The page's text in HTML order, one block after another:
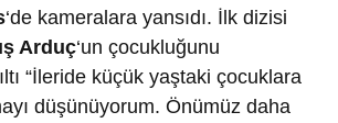
‘de kameralara yansıdı. İlk dizisi
Arduç‘un çocukluğunu
“İleride küçük yaştaki çocuklara
düşünüyorum. Önümüz daha